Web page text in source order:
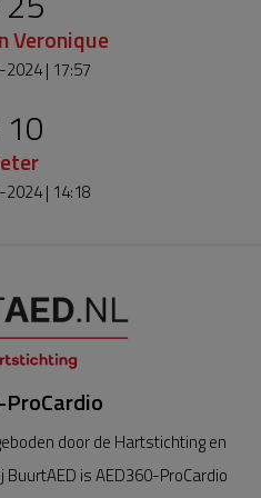
Veronique
| 17:57
| 14:18
door de Hartstichting en
is AED360-ProCardio